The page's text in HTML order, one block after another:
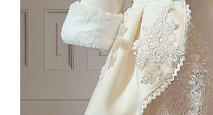
Cercei din aur dama
Cercei de aur lungi cu lant
Cercei din aur tortite
Cercei din aur alb
Cercei aur cu surub